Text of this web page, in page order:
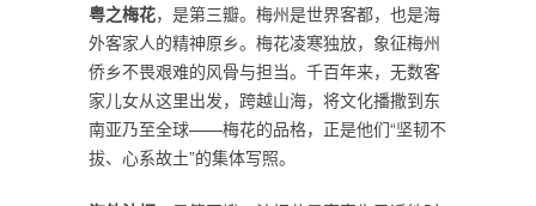
粤之梅花，是第三瓣。梅州是世界客都，也是海
外客家人的精神原乡。梅花凌寒独放，象征梅州
侨乡不畏艰难的风骨与担当。千百年来，无数客
家儿女从这里出发，跨越山海，将文化播撒到东
南亚乃至全球——梅花的品格，正是他们“坚韧不
拔、心系故土”的集体写照。